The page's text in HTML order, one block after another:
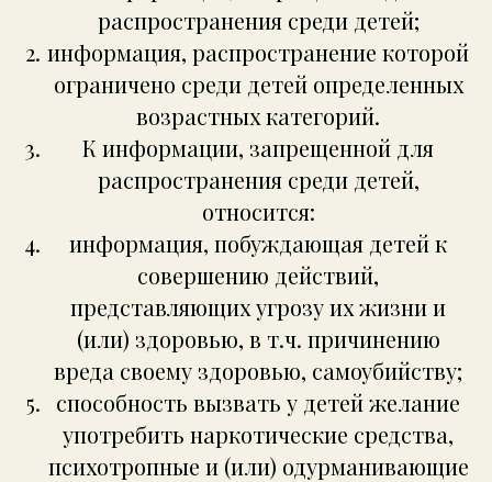
распространения среди детей;
информация, распространение которой
ограничено среди детей определенных
возрастных категорий.
К информации, запрещенной для
распространения среди детей,
относится:
информация, побуждающая детей к
совершению действий,
представляющих угрозу их жизни и
(или) здоровью, в т.ч. причинению
вреда своему здоровью, самоубийству;
способность вызвать у детей желание
употребить наркотические средства,
психотропные и (или) одурманивающие